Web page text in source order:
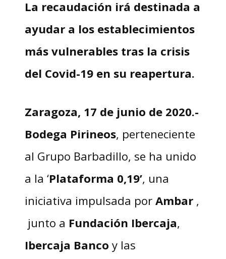
La recaudación irá destinada a
ayudar a los establecimientos
más vulnerables tras la crisis
del Covid-19 en su reapertura.
Zaragoza, 17 de junio de 2020.-
Bodega Pirineos, perteneciente
al Grupo Barbadillo, se ha unido
a la ‘Plataforma 0,19’, una
iniciativa impulsada por Ambar,
junto a Fundación Ibercaja,
Ibercaja Banco y las